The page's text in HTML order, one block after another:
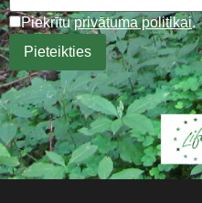
Piekrītuprivātuma politikai.